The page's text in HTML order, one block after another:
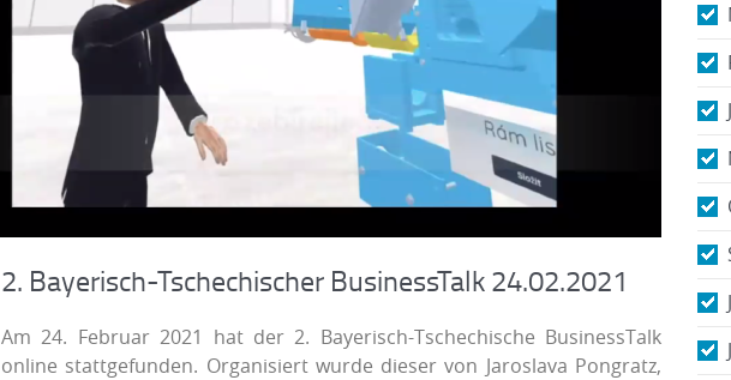
2. Bayerisch-Tschechischer BusinessTalk 24.02.2021
Am 24. Februar 2021 hat der 2. Bayerisch-Tschechische BusinessTalk
online stattgefunden. Organisiert wurde dieser von Jaroslava Pongratz,